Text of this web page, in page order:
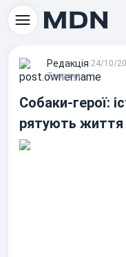
Редакцiя∙24/10/
Тварини
Собаки-герої:
рятують